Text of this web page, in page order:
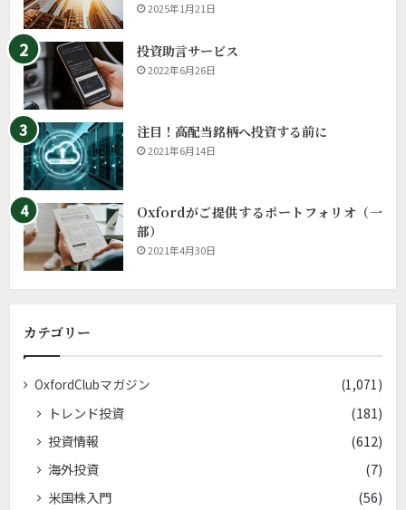
2025年1月21日
投資助言サービス
2022年6月26日
注目！高配当銘柄へ投資する前に
2021年6月14日
Oxfordがご提供するポートフォリオ（一
部）
2021年4月30日
カテゴリー
OxfordClubマガジン (1,071)
トレンド投資
(181)
投資情報
(612)
海外投資
(7)
米国株入門
(56)